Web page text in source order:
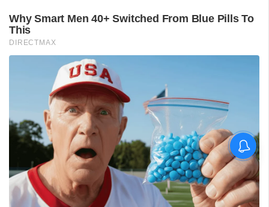
ശ്രീലങ്കൻ പര്യടനം:
ഇന്ത്യയുടെ സന്നാഹ
മത്സരത്തിന് ഇന്ന് തുടക്കം